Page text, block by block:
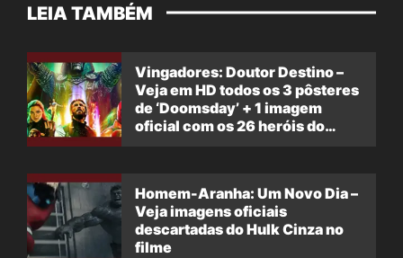
LEIA TAMBÉM
Vingadores: Doutor Destino –
Veja em HD todos os 3 pôsteres
de ‘Doomsday’ + 1 imagem
oficial com os 26 heróis do
Homem-Aranha: Um Novo Dia –
Veja imagens oficiais
descartadas do Hulk Cinza no
filme